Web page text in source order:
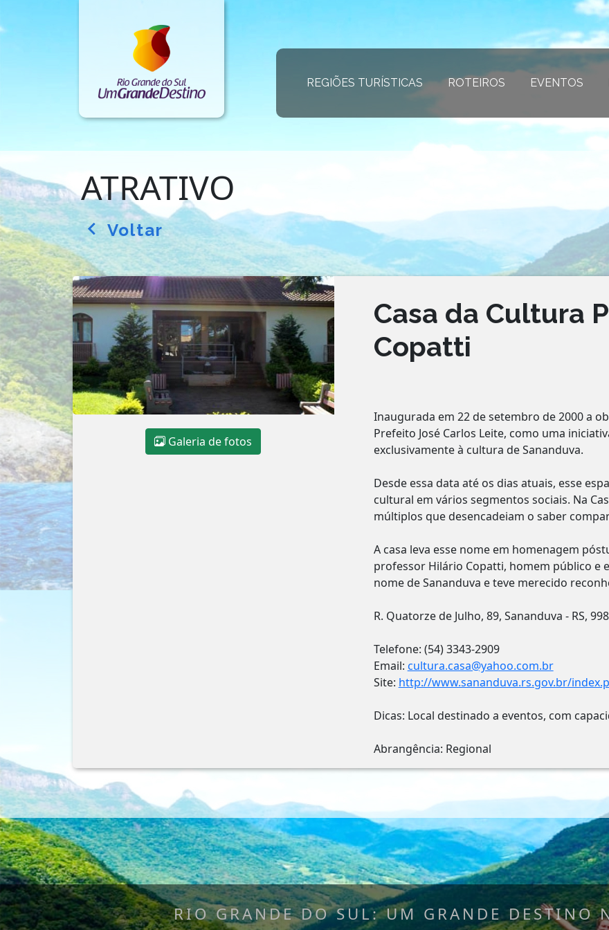
REGIÕES TURÍSTICAS(página atual)
ROTEIROS (página atual)
EVENTOS
ATRATIVO
arrow_back_ios Voltar
Galeria de fotos
Casa da Cultura
Copatti
Inaugurada em 22 de setembro de 2000 a
Prefeito José Carlos Leite, como uma
exclusivamente à cultura de Sananduva.
Desde essa data até os dias atuais, esse
cultural em vários segmentos sociais. Na
múltiplos que desencadeiam o saber
A casa leva esse nome em homenagem
professor Hilário Copatti, homem público e
nome de Sananduva e teve merecido
R. Quatorze de Julho, 89, Sananduva - RS,
Telefone: (54) 3343-2909
Email: cultura.casa@yahoo.com.br
Site: http://www.sananduva.rs.gov.br/
Dicas: Local destinado a eventos, com
Abrangência: Regional
RIO GRANDE DO SUL: UM GRANDE DESTINO